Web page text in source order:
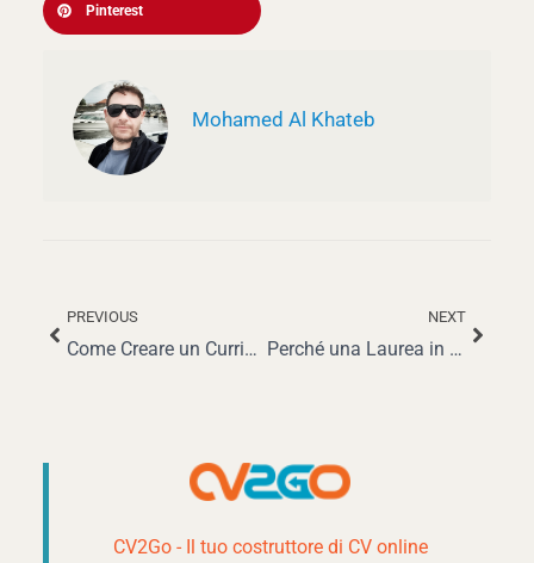
Pinterest
Mohamed Al Khateb
Precedente
PREVIOUS
Come Creare un Curriculum Vincente per Data Entry: Guida Completa per il 2025
NEXT
Perché una Laurea in Economia e Commercio è una Scelta Intelligente nel 2025
CV2Go - Il tuo costruttore di CV online